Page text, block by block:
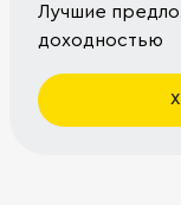
Лучшие
доходностью